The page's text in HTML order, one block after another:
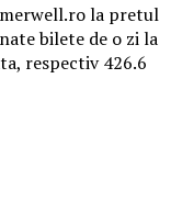
la pretul
bilete de o zi la
respectiv 426.6